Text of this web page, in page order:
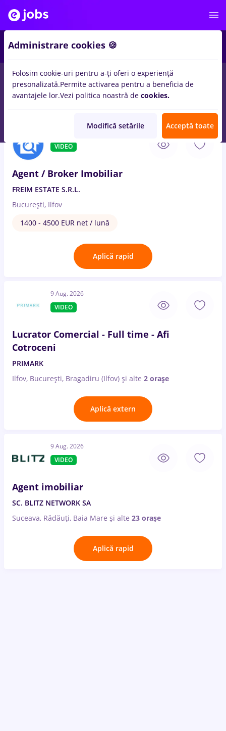
Salarii Remote (de acasă) București Cluj-
VIDEO
Agent / Broker Imobiliar
FREIM ESTATE S.R.L.
București, Ilfov
1400 - 4500 EUR net / lună
Aplică rapid
9 Aug. 2026
VIDEO
Lucrator Comercial - Full time - Afi
Cotroceni
PRIMARK
Ilfov, București, Bragadiru (Ilfov) și alte 2 orașe
Aplică extern
9 Aug. 2026
VIDEO
Agent imobiliar
SC. BLITZ NETWORK SA
Suceava, Rădăuți, Baia Mare și alte 23 orașe
Aplică rapid
Administrare cookies 🍪
Folosim cookie-uri pentru a-ți oferi o experiență
presonalizată.Permite activarea pentru a beneficia de
avantajele lor.Vezi politica noastră de cookies.
Modifică setările Acceptă toate